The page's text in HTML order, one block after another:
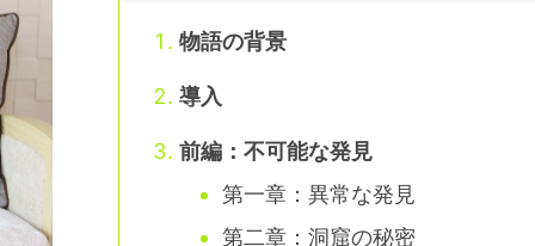
物語の背景
導入
前編：不可能な発見
第一章：異常な発見
第二章：洞窟の秘密